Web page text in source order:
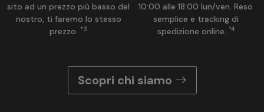
sito ad un prezzo più basso del
nostro, ti faremo lo stesso
prezzo. *3
10:00 alle 18:00 lun/ven. Reso
semplice e tracking di
spedizione online. *4
Scopri chi siamo